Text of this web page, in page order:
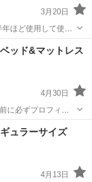
3月20日
ほど使用して使わ
ココネルエアー
ッド&マットレス
4月30日
上げます。 ◆商
使えますので、マ
ュラーサイズ
4月13日